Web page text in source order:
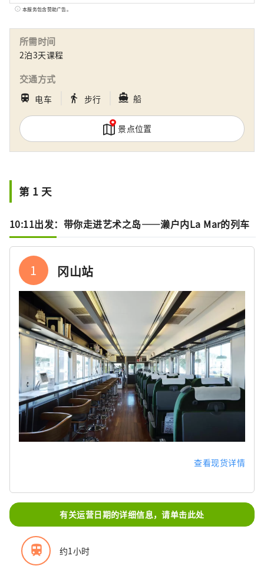
“水果冈山”，在濑户内温暖的气候下，阳光
本服务包含赞助广告。
所需时间
2泊3天课程
交通方式
train 电车 directions_walk 步行 directions_boat 船
景点位置
第 1 天
10:11出发：带你走进艺术之岛——濑户内La Mar的列车
1 冈山站
查看现货详情
有关运营日期的详细信息，请单击此处
train 约1小时